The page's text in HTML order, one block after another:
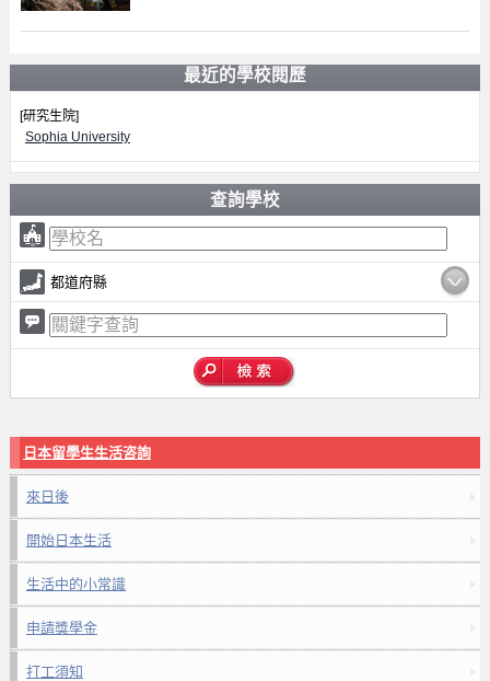
最近的學校閱歷
[研究生院]
Sophia University
查詢學校
都道府縣
日本留學生生活咨詢
來日後
開始日本生活
生活中的小常識
申請獎學金
打工須知